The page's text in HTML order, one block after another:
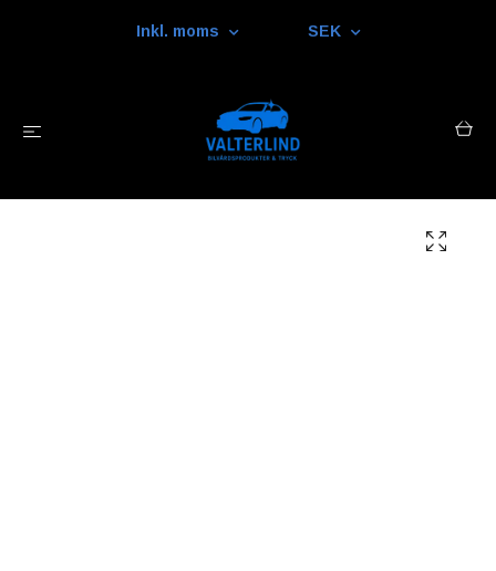
Inkl. moms SEK